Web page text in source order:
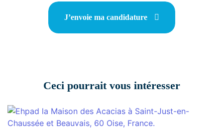
J’envoie ma candidature
Ceci pourrait vous intéresser